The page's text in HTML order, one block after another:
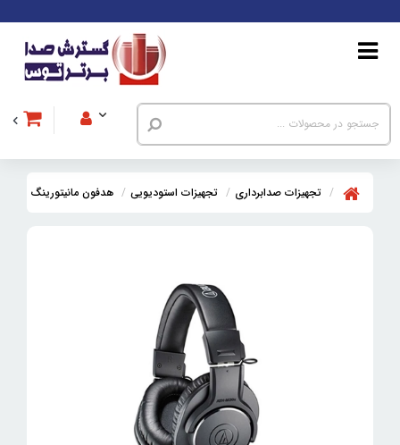
تجهیزات صدابرداری تجهیزات استودیویی هدفون مانیتورینگ